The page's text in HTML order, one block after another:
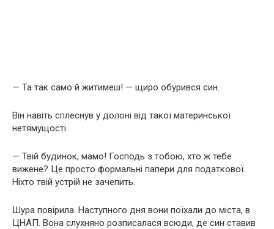
— Та так само й житимеш! — щиро обурився син.
Він навіть сплеснув у долоні від такої материнської
нетямущості.
— Твій будинок, мамо! Господь з тобою, хто ж тебе
вижене? Це просто формальні папери для податкової.
Ніхто твій устрій не зачепить.
Шура повірила. Наступного дня вони поїхали до міста, в
ЦНАП. Вона слухняно розписалася всюди, де син ставив